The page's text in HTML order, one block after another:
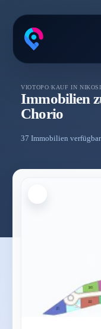
VIOTOPO /KAUF IN
Immobilien
Chorio
37 Immobilien verfügbar